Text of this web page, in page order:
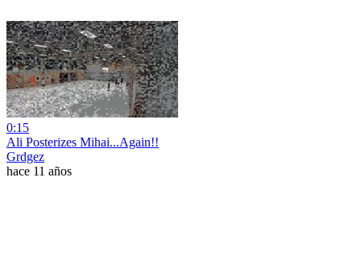
0:15
Ali Posterizes Mihai...Again!!
Grdgez
hace 11 años